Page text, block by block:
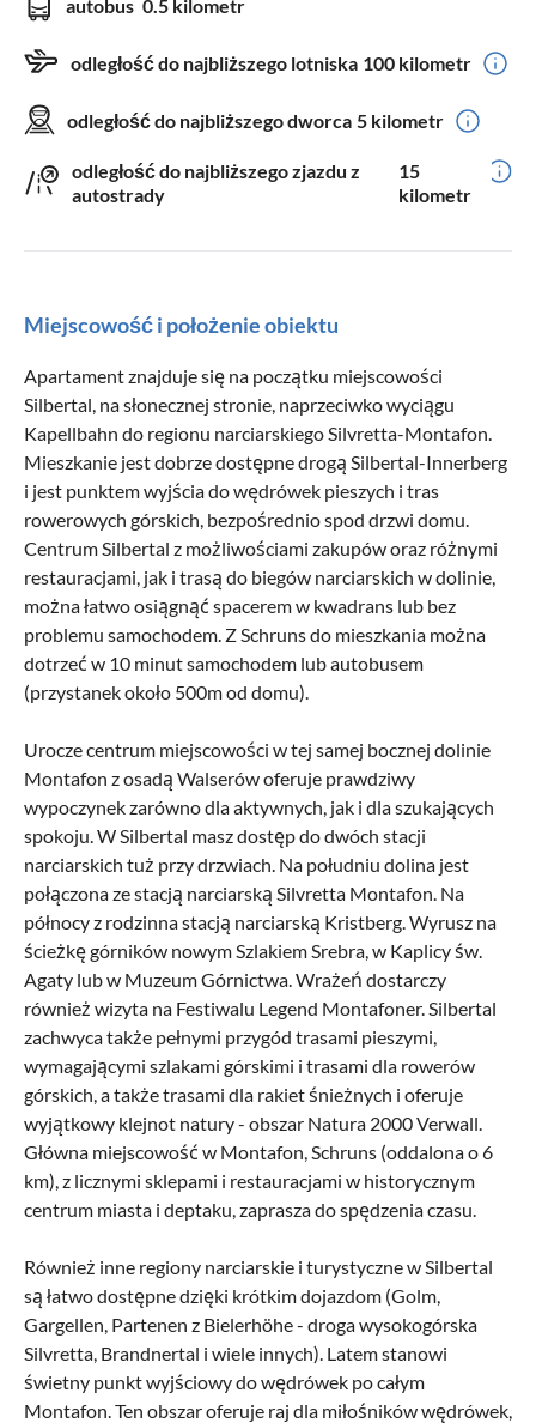
autobus 0.5 kilometr
odległość do najbliższego lotniska 100 kilometr
odległość do najbliższego dworca 5 kilometr
odległość do najbliższego zjazdu z
autostrady
15
kilometr
Miejscowość i położenie obiektu
Apartament znajduje się na początku miejscowości
Silbertal, na słonecznej stronie, naprzeciwko wyciągu
Kapellbahn do regionu narciarskiego Silvretta-Montafon.
Mieszkanie jest dobrze dostępne drogą Silbertal-Innerberg
i jest punktem wyjścia do wędrówek pieszych i tras
rowerowych górskich, bezpośrednio spod drzwi domu.
Centrum Silbertal z możliwościami zakupów oraz różnymi
restauracjami, jak i trasą do biegów narciarskich w dolinie,
można łatwo osiągnąć spacerem w kwadrans lub bez
problemu samochodem. Z Schruns do mieszkania można
dotrzeć w 10 minut samochodem lub autobusem
(przystanek około 500m od domu).
Urocze centrum miejscowości w tej samej bocznej dolinie
Montafon z osadą Walserów oferuje prawdziwy
wypoczynek zarówno dla aktywnych, jak i dla szukających
spokoju. W Silbertal masz dostęp do dwóch stacji
narciarskich tuż przy drzwiach. Na południu dolina jest
połączona ze stacją narciarską Silvretta Montafon. Na
północy z rodzinna stacją narciarską Kristberg. Wyrusz na
ścieżkę górników nowym Szlakiem Srebra, w Kaplicy św.
Agaty lub w Muzeum Górnictwa. Wrażeń dostarczy
również wizyta na Festiwalu Legend Montafoner. Silbertal
zachwyca także pełnymi przygód trasami pieszymi,
wymagającymi szlakami górskimi i trasami dla rowerów
górskich, a także trasami dla rakiet śnieżnych i oferuje
wyjątkowy klejnot natury - obszar Natura 2000 Verwall.
Główna miejscowość w Montafon, Schruns (oddalona o 6
km), z licznymi sklepami i restauracjami w historycznym
centrum miasta i deptaku, zaprasza do spędzenia czasu.
Również inne regiony narciarskie i turystyczne w Silbertal
są łatwo dostępne dzięki krótkim dojazdom (Golm,
Gargellen, Partenen z Bielerhöhe - droga wysokogórska
Silvretta, Brandnertal i wiele innych). Latem stanowi
świetny punkt wyjściowy do wędrówek po całym
Montafon. Ten obszar oferuje raj dla miłośników wędrówek,